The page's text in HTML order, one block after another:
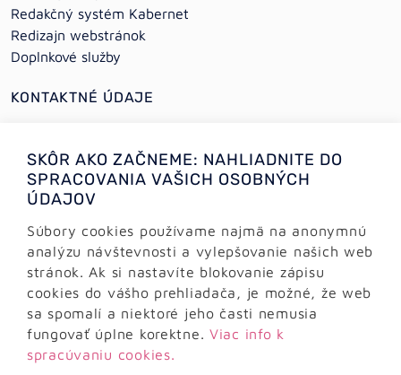
Redakčný systém Kabernet
Redizajn webstránok
Doplnkové služby
KONTAKTNÉ ÚDAJE
+421 (0) 948 950 704
Informácie:
info@alejtech.eu
Zákaznícka podpora:
podpora@alejtech.eu
FAKTURAČNÉ ÚDAJE
SKÔR AKO ZAČNEME: NAHLIADNITE DO
SPRACOVANIA VAŠICH OSOBNÝCH
ÚDAJOV
Súbory cookies používame najmä na anonymnú
analýzu návštevnosti a vylepšovanie našich web
stránok. Ak si nastavíte blokovanie zápisu
cookies do vášho prehliadača, je možné, že web
sa spomalí a niektoré jeho časti nemusia
fungovať úplne korektne.Viac info k
spracúvaniu cookies.